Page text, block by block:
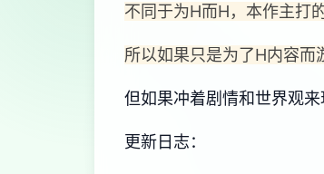
不同于为H而H，本作主打
所以如果只是为了H内容而
但如果冲着剧情和世界观
更新日志：